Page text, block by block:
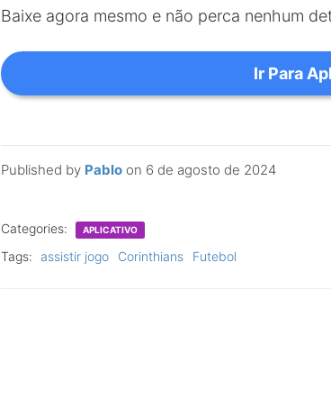
Published by Pablo on 6 de agosto de 2024
Baixe agora mesmo e não perca nenhum
Ir Para
Categories: APLICATIVO
Tags: assistir jogo Corinthians Futebol